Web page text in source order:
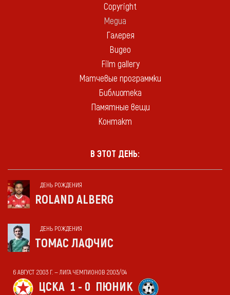
Copyright
Медиа
Галерея
Видео
Film gallery
Матчевые программки
Библиотека
Памятные вещи
Контакт
В ЭТОТ ДЕНЬ:
ДЕНЬ РОЖДЕНИЯ
ROLAND ALBERG
ДЕНЬ РОЖДЕНИЯ
ТОМАС ЛАФЧИС
6 АВГУСТ 2003 Г. — ЛИГА ЧЕМПИОНОВ 2003/04
ЦСКА 1 - 0 ПЮНИК